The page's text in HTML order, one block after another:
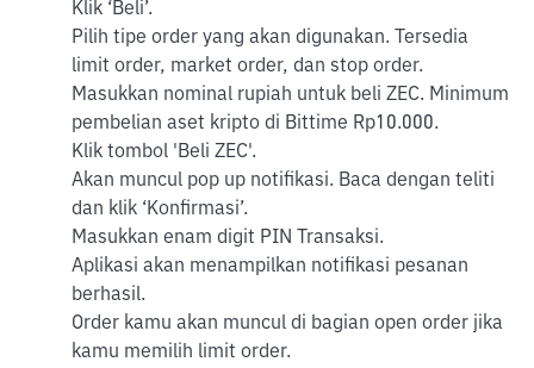
Klik ‘Beli’.
Pilih tipe order yang akan digunakan. Tersedia
limit order, market order, dan stop order.
Masukkan nominal rupiah untuk beli ZEC. Minimum
pembelian aset kripto di Bittime Rp10.000.
Klik tombol 'Beli ZEC'.
Akan muncul pop up notifikasi. Baca dengan teliti
dan klik ‘Konfirmasi’.
Masukkan enam digit PIN Transaksi.
Aplikasi akan menampilkan notifikasi pesanan
berhasil.
Order kamu akan muncul di bagian open order jika
kamu memilih limit order.